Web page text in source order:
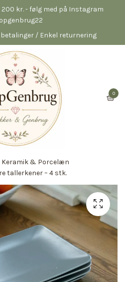
kr. - følg med på Instagram
betalinger / Enkel returnering
0
Keramik & Porcelæn
tallerkener – 4 stk.